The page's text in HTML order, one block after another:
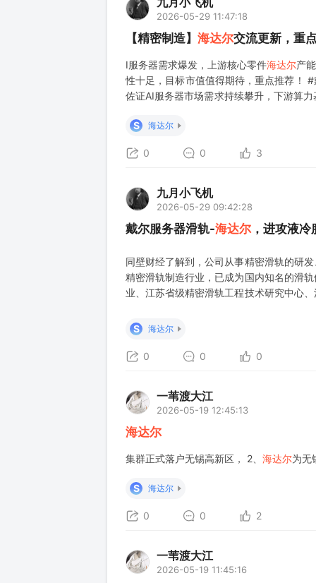
2026-05-29 11:47:18
【精密制造】 海达尔交流更新，重
I服务器需求爆发，上游核心零件海达尔产
性十足，目标市值值得期待，重点推荐！
佐证AI服务器市场需求持续攀升，下游算
S
海达尔
0 0 3
九月小飞机
2026-05-29 09:42:28
戴尔服务器滑轨-海达尔 ，进攻液
同壁财经了解到，公司从事精密滑轨的研
精密滑轨制造行业，已成为国内知名的滑
业、江苏省级精密滑轨工程技术研究中心
服务器机箱领域，依托国内数字基础设施
保持稳健增长。高密度机柜、
S 海达尔
0 0 0
一苇渡大江
2026-05-19 12:45:13
海达尔
集群正式落户无锡高新区， 2、 海达尔为无
S 海达尔
0 0 2
一苇渡大江
2026-05-19 11:45:16